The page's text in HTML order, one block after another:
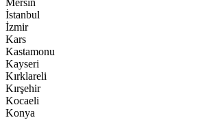
Mersin
İstanbul
İzmir
Kars
Kastamonu
Kayseri
Kırklareli
Kırşehir
Kocaeli
Konya